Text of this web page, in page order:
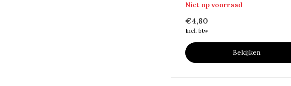
Niet op voorraad
€4,80
Incl. btw
Bekijken